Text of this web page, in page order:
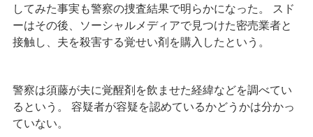
してみた事実も警察の捜査結果で明らかになった。 スド
ーはその後、ソーシャルメディアで見つけた密売業者と
接触し、夫を殺害する覚せい剤を購入したという。
警察は須藤が夫に覚醒剤を飲ませた経緯などを調べてい
るという。 容疑者が容疑を認めているかどうかは分かっ
ていない。